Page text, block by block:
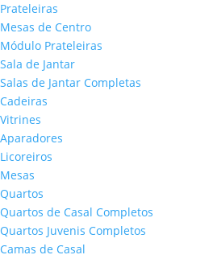
Prateleiras
Mesas de Centro
Módulo Prateleiras
Sala de Jantar
Salas de Jantar Completas
Cadeiras
Vitrines
Aparadores
Licoreiros
Mesas
Quartos
Quartos de Casal Completos
Quartos Juvenis Completos
Camas de Casal